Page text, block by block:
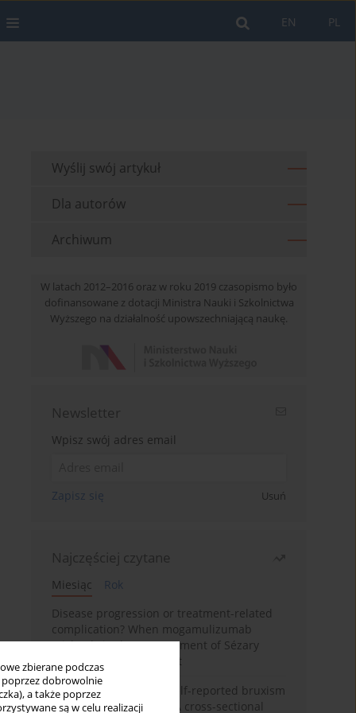
zbierane podczas
poprzez dobrowolnie
a także poprzez
są w celu realizacji
PL
EN
Wyślij swój artykuł
Dla autorów
Archiwum
W latach 2012–2016 oraz w roku 2019 czasopismo było
dofinansowane z dotacji Ministra Nauki i Szkolnictwa
Wyższego na działalność upowszechniającą naukę.
Newsletter
Wpisz swój adres email
Zapisz się Usuń
Najczęściej czytane
Miesiąc
Rok
Disease progression or treatment-related
complication? When mogamulizumab
misleads in the management of Sézary
syndrome: A case report
Personality traits and self-reported bruxism
in university students: A cross-sectional